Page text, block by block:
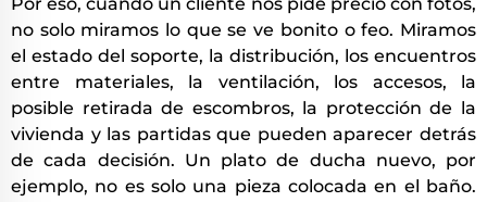
no solo miramos lo que se ve bonito o feo. Miramos
el estado del soporte, la distribución, los encuentros
entre materiales, la ventilación, los accesos, la
posible retirada de escombros, la protección de la
vivienda y las partidas que pueden aparecer detrás
de cada decisión. Un plato de ducha nuevo, por
ejemplo, no es solo una pieza colocada en el baño.